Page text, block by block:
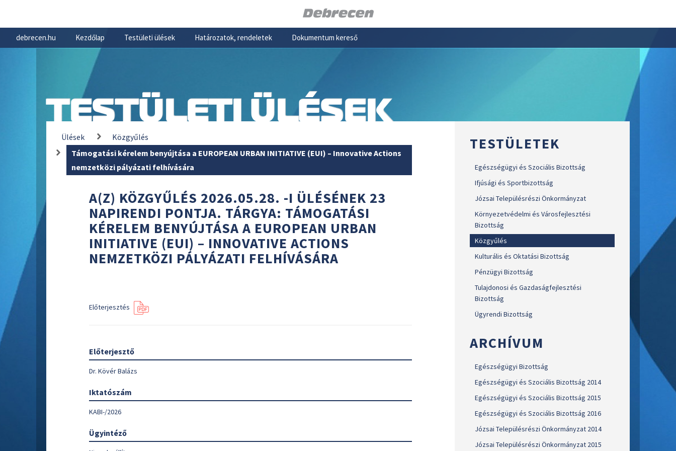
debrecen.hu Kezdőlap Testületi ülések Határozatok, rendeletek Dokumentum kereső
TESTÜLETI ÜLÉSEK
Ülések
Közgyűlés
Támogatási kérelem benyújtása a EUROPEAN URBAN INITIATIVE (EUI) – Innovative Actions
nemzetközi pályázati felhívására
A(Z) KÖZGYŰLÉS 2026.05.28. -I ÜLÉSÉNEK 23
NAPIRENDI PONTJA. TÁRGYA: TÁMOGATÁSI
KÉRELEM BENYÚJTÁSA A EUROPEAN URBAN
INITIATIVE (EUI) – INNOVATIVE ACTIONS
NEMZETKÖZI PÁLYÁZATI FELHÍVÁSÁRA
Előterjesztés
Előterjesztő
Dr. Kövér Balázs
Iktatószám
KABI-/2026
Ügyintéző
TESTÜLETEK
Egészségügyi és Szociális Bizottság
Ifjúsági és Sportbizottság
Józsai Településrészi Önkormányzat
Környezetvédelmi és Városfejlesztési
Bizottság
Közgyűlés
Kulturális és Oktatási Bizottság
Pénzügyi Bizottság
Tulajdonosi és Gazdaságfejlesztési
Bizottság
Ügyrendi Bizottság
ARCHÍVUM
Egészségügyi Bizottság
Egészségügyi és Szociális Bizottság 2014
Egészségügyi és Szociális Bizottság 2015
Egészségügyi és Szociális Bizottság 2016
Józsai Településrészi Önkormányzat 2014
Józsai Településrészi Önkormányzat 2015